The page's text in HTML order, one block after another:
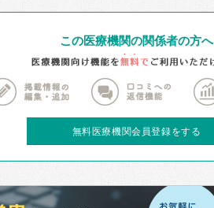
この医療機関の関係者の方へ
無料医療機関会員登録をする